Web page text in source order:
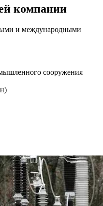
компании
и международными
сооружения